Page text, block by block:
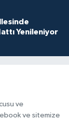
Yenileniyor
ve
ve sitemize